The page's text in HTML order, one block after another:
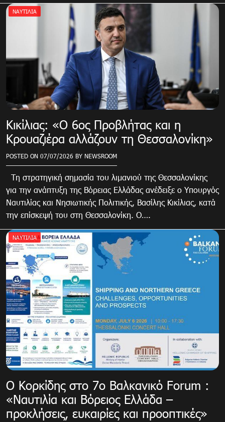
ΝΑΥΤΙΛΙΑ
Κικίλιας: «Ο 6ος Προβλήτας και η
Κρουαζιέρα αλλάζουν τη Θεσσαλονίκη»
POSTED ON 07/07/2026 BY NEWSROOM
Τη στρατηγική σημασία του λιμανιού της Θεσσαλονίκης
για την ανάπτυξη της Βόρειας Ελλάδας ανέδειξε ο Υπουργός
Ναυτιλίας και Νησιωτικής Πολιτικής, Βασίλης Κικίλιας, κατά
την επίσκεψή του στη Θεσσαλονίκη. Ο….
ΝΑΥΤΙΛΙΑ
Ο Κορκίδης στο 7ο Βαλκανικό Forum :
«Ναυτιλία και Βόρειος Ελλάδα –
προκλήσεις, ευκαιρίες και προοπτικές»